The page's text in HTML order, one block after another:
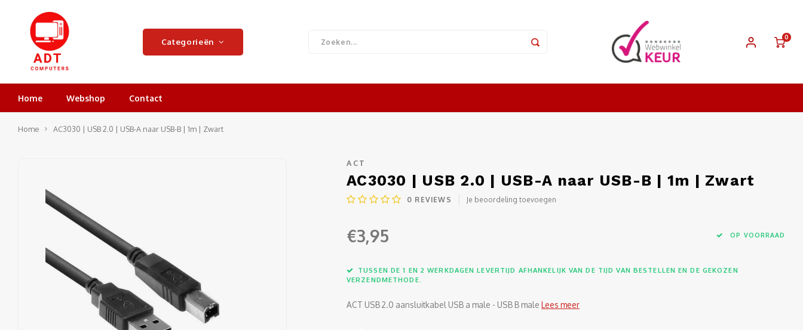
Categorieën 0
Home Webshop Contact
Home AC3030 | USB 2.0 | USB-A naar USB-B | 1m | Zwart
ACT
AC3030 | USB 2.0 | USB-A naar USB-B | 1m | Zwart
0 REVIEWS Je beoordeling toevoegen
€3,95 OP VOORRAAD
TUSSEN DE 1 EN 2 WERKDAGEN LEVERTIJD AFHANKELIJK VAN DE TIJD VAN BESTELLEN EN DE GEKOZEN
VERZENDMETHODE.
ACT USB 2.0 aansluitkabel USB a male - USB B male Lees meer